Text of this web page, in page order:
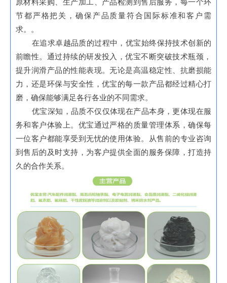
节都严格把关，确保产品质量符合国际标准和客户需
求。。
在追求卓越品质的过程中，优宝始终保持技术创新的
前瞻性。通过持续的研发投入，优宝不断突破技术瓶颈，
提升润滑产品的性能表现。无论是高温稳定性、抗磨损能
力，还是环保与安全性，优宝的每一款产品都经过精心打
磨，确保能够满足各行各业的不同需求。
优宝深知，品质不仅仅体现在产品本身，更体现在服
务和客户体验上。优宝通过严格的质量管理体系，确保每
一位客户都能享受到无忧的使用体验。从售前的专业咨询
到售后的及时支持，为客户提供全面的服务保障，打造持
久的合作关系。